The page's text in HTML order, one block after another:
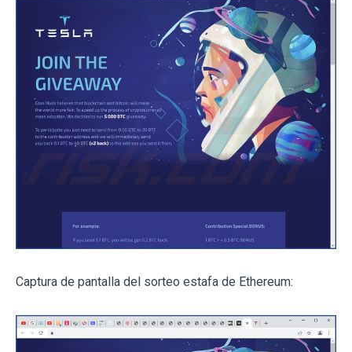
Captura de pantalla del sorteo estafa de Ethereum: